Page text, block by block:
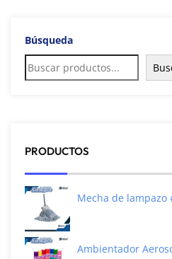
Búsqueda
PRODUCTOS
Mecha de lampazo
Ambientador